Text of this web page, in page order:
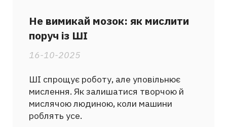
Не вимикай мозок: як мислити
поруч із ШІ
16-10-2025
ШІ спрощує роботу, але уповільнює
мислення. Як залишатися творчою й
мислячою людиною, коли машини
роблять усе.